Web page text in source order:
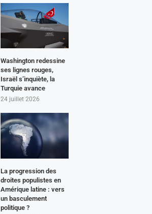
Washington redessine
ses lignes rouges,
Israël s’inquiète, la
Turquie avance
24 juillet 2026
La progression des
droites populistes en
Amérique latine : vers
un basculement
politique ?